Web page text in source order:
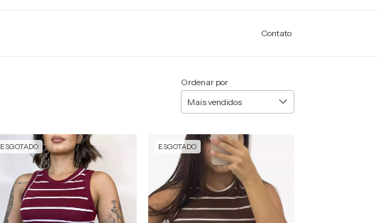
Contato
Ordenar por
ESGOTADO ESGOTADO